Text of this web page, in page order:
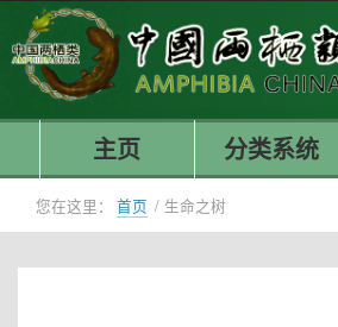
主页 分类系统
您在这里： 首页 / 生命之树